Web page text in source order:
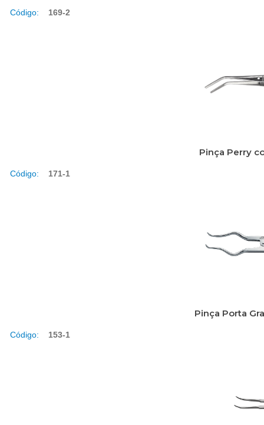
Código: 169-2
Pinça Perry
Código: 171-1
Pinça Porta
Código: 153-1